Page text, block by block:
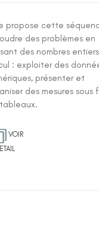
propose cette
des problèmes en
des nombres
: exploiter des
présenter et
des mesures sous
VOIR